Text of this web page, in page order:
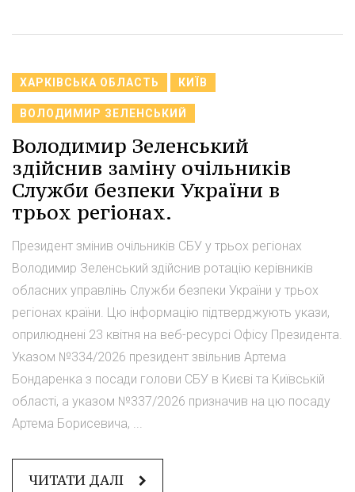
ХАРКІВСЬКА ОБЛАСТЬ КИЇВ
ВОЛОДИМИР ЗЕЛЕНСЬКИЙ
Володимир Зеленський
здійснив заміну очільників
Служби безпеки України в
трьох регіонах.
Президент змінив очільників СБУ у трьох регіонах
Володимир Зеленський здійснив ротацію керівників
обласних управлінь Служби безпеки України у трьох
регіонах країни. Цю інформацію підтверджують укази,
оприлюднені 23 квітня на веб-ресурсі Офісу Президента.
Указом №334/2026 президент звільнив Артема
Бондаренка з посади голови СБУ в Києві та Київській
області, а указом №337/2026 призначив на цю посаду
Артема Борисевича, ...
ЧИТАТИ ДАЛІ